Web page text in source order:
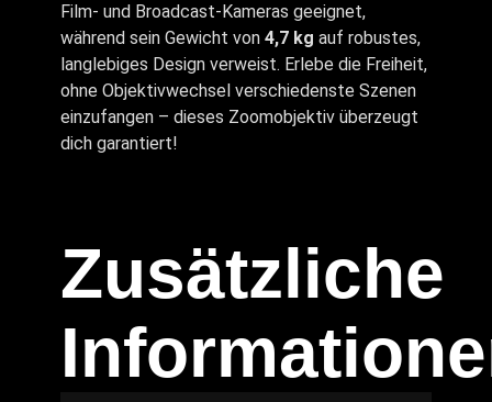
Film- und Broadcast-Kameras geeignet,
während sein Gewicht von 4,7 kg auf robustes,
langlebiges Design verweist. Erlebe die Freiheit,
ohne Objektivwechsel verschiedenste Szenen
einzufangen – dieses Zoomobjektiv überzeugt
dich garantiert!
Zusätzliche